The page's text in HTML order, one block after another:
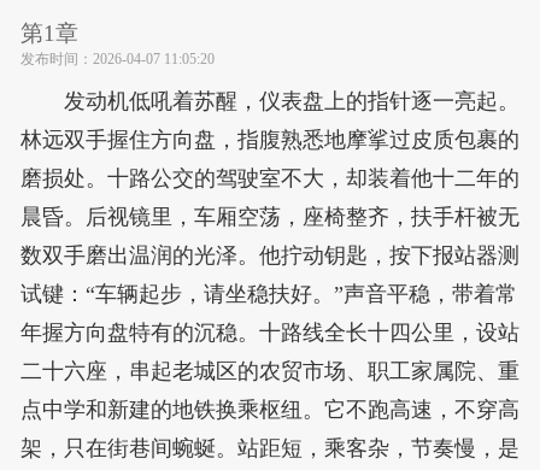
第1章
发布时间： 2026-04-07 11:05:20
发动机低吼着苏醒，仪表盘上的指针逐一亮起。
林远双手握住方向盘，指腹熟悉地摩挲过皮质包裹的
磨损处。十路公交的驾驶室不大，却装着他十二年的
晨昏。后视镜里，车厢空荡，座椅整齐，扶手杆被无
数双手磨出温润的光泽。他拧动钥匙，按下报站器测
试键：“车辆起步，请坐稳扶好。”声音平稳，带着常
年握方向盘特有的沉稳。十路线全长十四公里，设站
二十六座，串起老城区的农贸市场、职工家属院、重
点中学和新建的地铁换乘枢纽。它不跑高速，不穿高
架，只在街巷间蜿蜒。站距短，乘客杂，节奏慢，是